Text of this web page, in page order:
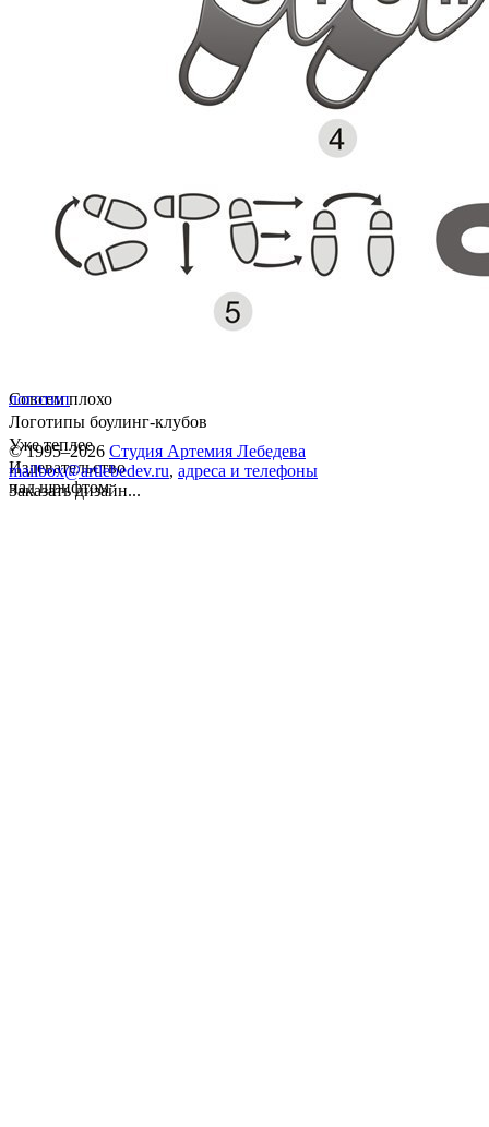
Совсем плохо
Логотипы боулинг-клубов
Уже теплее
Издевательство
над шрифтом
логотип
© 1995–2026 Студия Артемия Лебедева
mailbox@artlebedev.ru, адреса и телефоны
Заказать дизайн...